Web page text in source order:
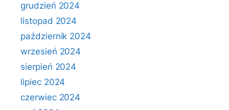
grudzień 2024
listopad 2024
październik 2024
wrzesień 2024
sierpień 2024
lipiec 2024
czerwiec 2024